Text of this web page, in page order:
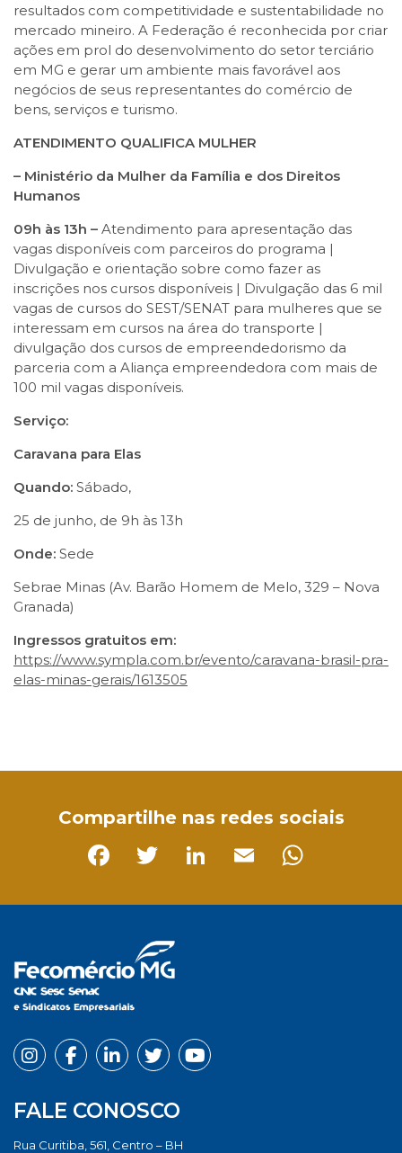
resultados com competitividade e sustentabilidade no
mercado mineiro. A Federação é reconhecida por criar
ações em prol do desenvolvimento do setor terciário
em MG e gerar um ambiente mais favorável aos
negócios de seus representantes do comércio de
bens, serviços e turismo.
ATENDIMENTO QUALIFICA MULHER
– Ministério da Mulher da Família e dos Direitos
Humanos
09h às 13h – Atendimento para apresentação das
vagas disponíveis com parceiros do programa |
Divulgação e orientação sobre como fazer as
inscrições nos cursos disponíveis | Divulgação das 6 mil
vagas de cursos do SEST/SENAT para mulheres que se
interessam em cursos na área do transporte |
divulgação dos cursos de empreendedorismo da
parceria com a Aliança empreendedora com mais de
100 mil vagas disponíveis.
Serviço:
Caravana para Elas
Quando: Sábado,
25 de junho, de 9h às 13h
Onde: Sede
Sebrae Minas (Av. Barão Homem de Melo, 329 – Nova
Granada)
Ingressos gratuitos em:
https://www.sympla.com.br/evento/caravana-brasil-pra-
elas-minas-gerais/1613505
Compartilhe nas redes sociais
FALE CONOSCO
Rua Curitiba, 561, Centro – BH